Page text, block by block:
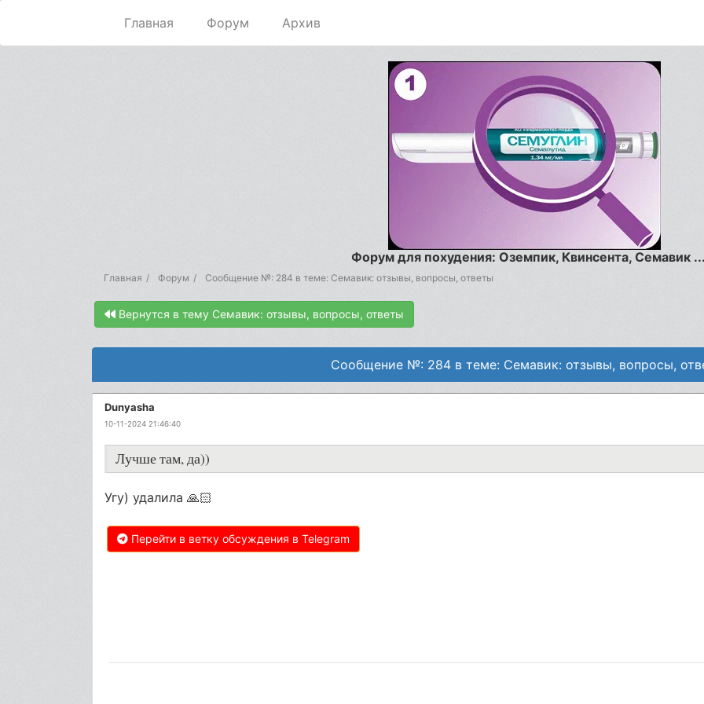
Главная Форум Архив
Форум для похудения: Оземпик, Квинсента, Семавик
Главная Форум Сообщение №: 284 в теме: Семавик: отзывы, вопросы, ответы
Вернутся в тему Семавик: отзывы, вопросы, ответы
Сообщение №: 284 в теме: Семавик: отзывы, вопросы,
Dunyasha
10-11-2024 21:46:40
Лучше там, да))
Угу) удалила 🙏🏻
Перейти в ветку обсуждения в Telegram